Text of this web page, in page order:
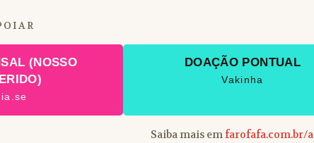
(NOSSO
DOAÇÃO PONTUAL
Vakinha
Saiba mais emfarofafa.com.br/